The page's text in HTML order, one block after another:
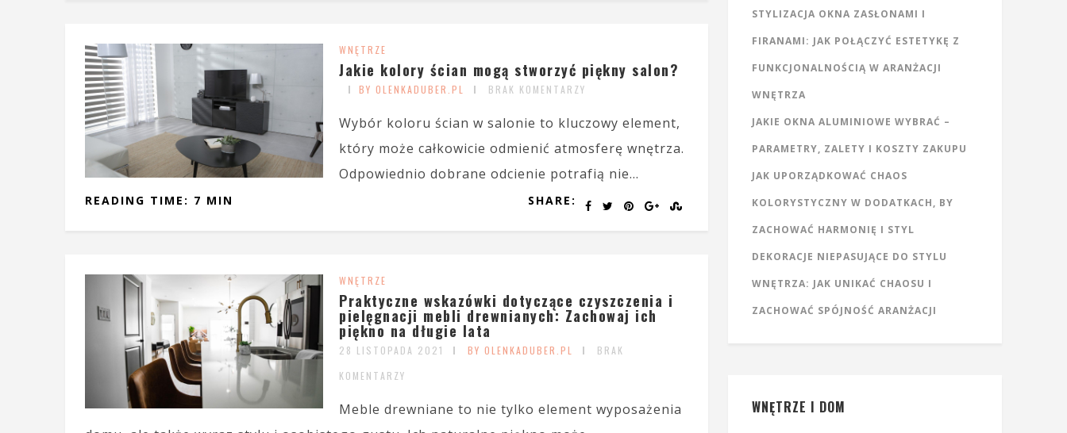
WNĘTRZE
Jakie kolory ścian mogą stworzyć piękny salon?
BY OLENKADUBER.PL BRAK KOMENTARZY
Wybór koloru ścian w salonie to kluczowy element,
który może całkowicie odmienić atmosferę wnętrza.
Odpowiednio dobrane odcienie potrafią nie...
SHARE:
READING TIME: 7 MIN
WNĘTRZE
Praktyczne wskazówki dotyczące czyszczenia i
pielęgnacji mebli drewnianych: Zachowaj ich
piękno na długie lata
28 LISTOPADA 2021 BY OLENKADUBER.PL
BRAK
KOMENTARZY
Meble drewniane to nie tylko element wyposażenia
STYLIZACJA OKNA ZASŁONAMI I
FIRANAMI: JAK POŁĄCZYĆ ESTETYKĘ Z
FUNKCJONALNOŚCIĄ W ARANŻACJI
WNĘTRZA
JAKIE OKNA ALUMINIOWE WYBRAĆ –
PARAMETRY, ZALETY I KOSZTY ZAKUPU
JAK UPORZĄDKOWAĆ CHAOS
KOLORYSTYCZNY W DODATKACH, BY
ZACHOWAĆ HARMONIĘ I STYL
DEKORACJE NIEPASUJĄCE DO STYLU
WNĘTRZA: JAK UNIKAĆ CHAOSU I
ZACHOWAĆ SPÓJNOŚĆ ARANŻACJI
WNĘTRZE I DOM